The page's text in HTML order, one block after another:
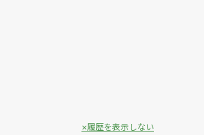
履歴を表示しない